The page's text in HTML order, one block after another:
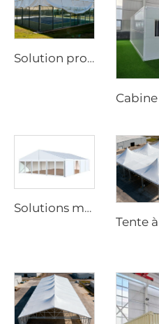
Solution professionnelle de toiture pour courts de sport | Couverture industrielle en aluminium pour arènes
Solutions modulaires d’extension d’entrepôt pour projets industriels | Tente de stockage en PVC ignifuge pour l’augmentation de la capacité des usines